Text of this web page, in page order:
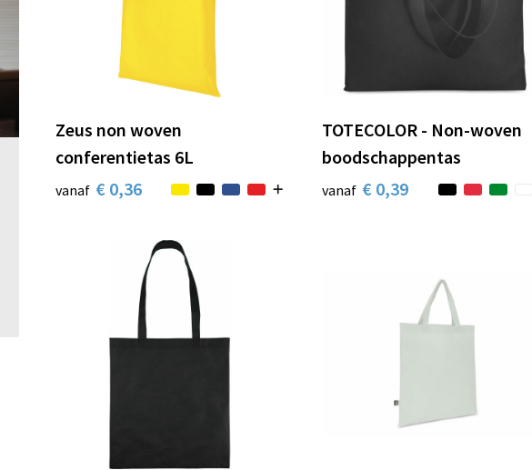
Zeus non woven
conferentietas 6L
vanaf € 0,36
TOTECOLOR - Non-woven
boodschappentas
vanaf € 0,39